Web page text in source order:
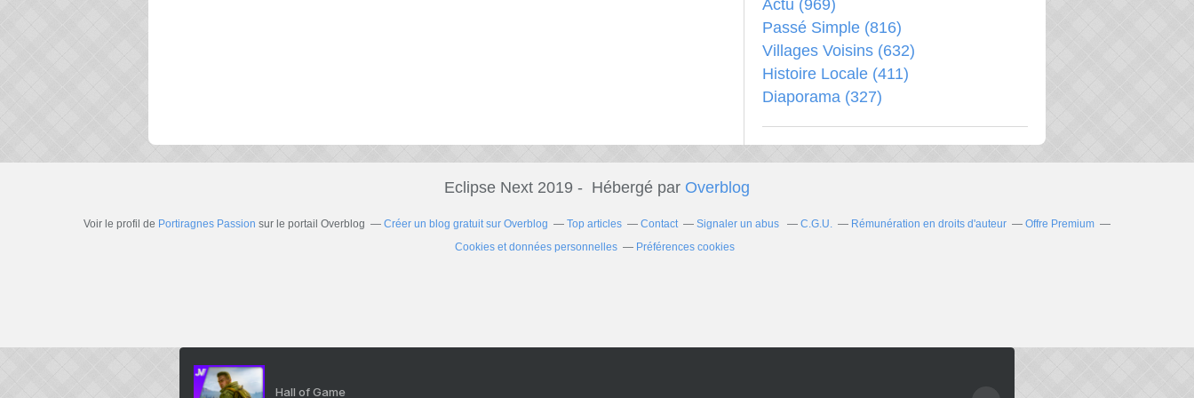
Actu (969)
Passé Simple (816)
Villages Voisins (632)
Histoire Locale (411)
Diaporama (327)
Eclipse Next 2019 - Hébergé par Overblog
Voir le profil de Portiragnes Passion sur le portail Overblog Créer un blog gratuit sur Overblog Top articles Contact Signaler un abus C.G.U. Rémunération en droits d'auteur
Offre Premium
Cookies et données personnelles
Préférences cookies
Hall of Game